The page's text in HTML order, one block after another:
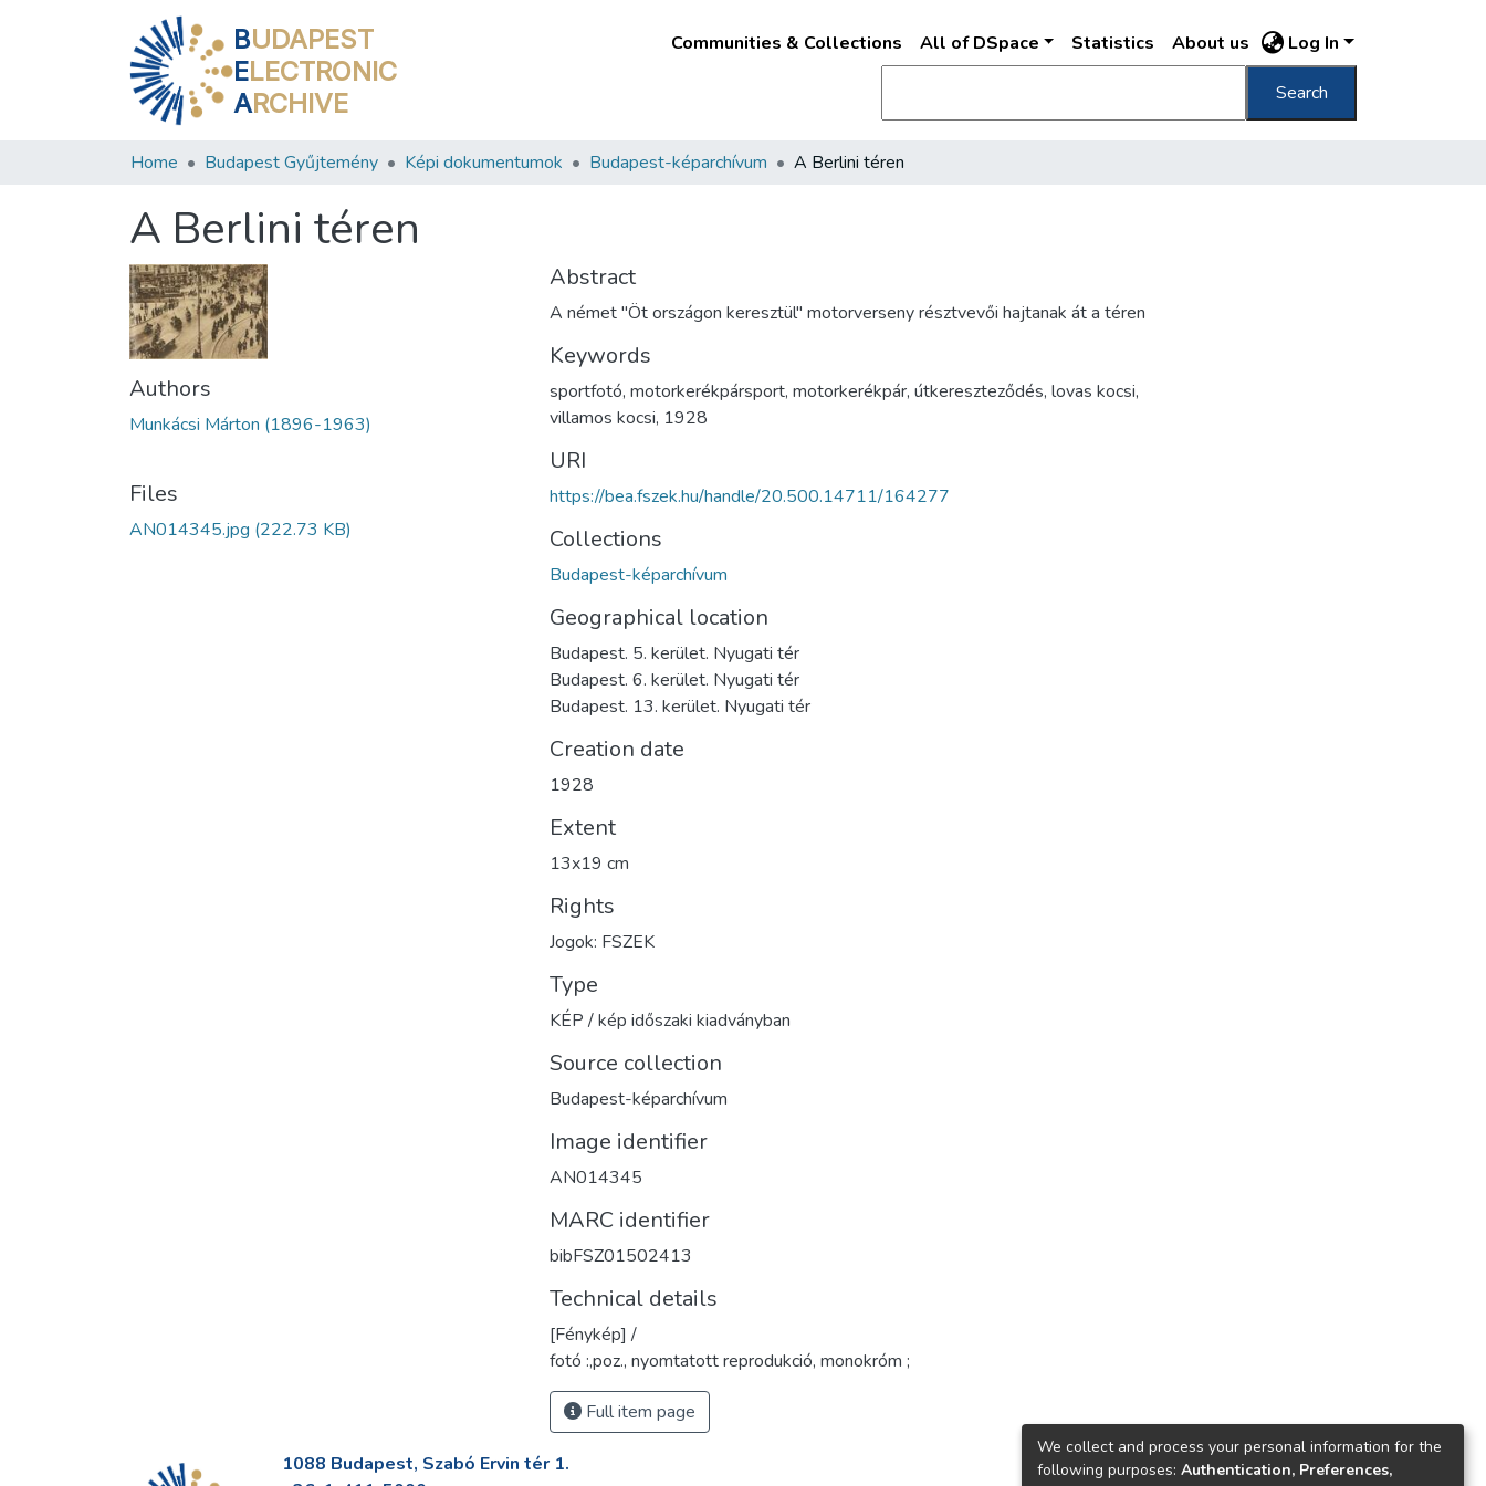
BUDAPEST
ELECTRONIC
ARCHIVE
Communities & Collections All of DSpace Statistics About us Log In
Search
Home Budapest Gyűjtemény Képi dokumentumok Budapest-képarchívum A Berlini téren
A Berlini téren
Authors
Munkácsi Márton (1896-1963)
Files
AN014345.jpg (222.73 KB)
Abstract
A német "Öt országon keresztül" motorverseny résztvevői hajtanak át a téren
Keywords
sportfotó, motorkerékpársport, motorkerékpár, útkereszteződés, lovas kocsi,
villamos kocsi, 1928
URI
https://bea.fszek.hu/handle/20.500.14711/164277
Collections
Budapest-képarchívum
Geographical location
Budapest. 5. kerület. Nyugati tér
Budapest. 6. kerület. Nyugati tér
Budapest. 13. kerület. Nyugati tér
Creation date
1928
Extent
13x19 cm
Rights
Jogok: FSZEK
Type
KÉP / kép időszaki kiadványban
Source collection
Budapest-képarchívum
Image identifier
AN014345
MARC identifier
bibFSZ01502413
Technical details
[Fénykép] /
fotó :,poz., nyomtatott reprodukció, monokróm ;
Full item page
1088 Budapest, Szabó Ervin tér 1.
We collect and process your personal information for the
following purposes: Authentication, Preferences,